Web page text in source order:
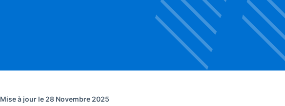
Mise à jour le 28 Novembre 2025